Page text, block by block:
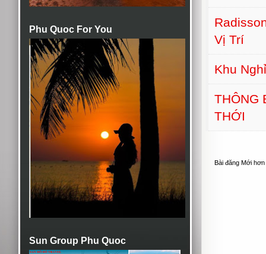
Phu Quoc For You
Sun Group Phu Quoc
Vị Trí
Khu
THÔNG
THỚI
Bài đăng Mới hơn